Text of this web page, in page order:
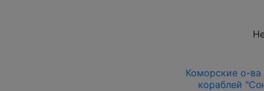
Коморские о-ва
кораблей